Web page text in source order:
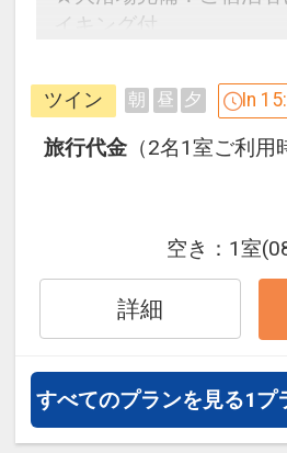
イキング付
ホテルポイント
●朝食無料 朝食（バイキ
お召し上がりいただけま
ここがポイント！
●全客室、ロビーＷｉ－
●ラジウム人工温泉の大
＜営業時間＞１５：０
５：００～１０：００
ツイン 朝 昼 夕 In
旅行代金 （2名1室ご利
空き： 1室
詳細
すべてのプランを見る1プ